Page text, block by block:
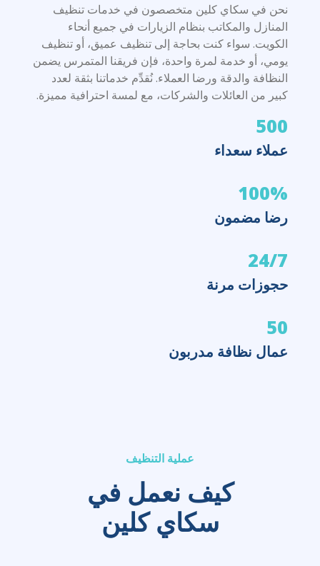
نحن في سكاي كلين متخصصون في خدمات تنظيف
المنازل والمكاتب بنظام الزيارات في جميع أنحاء
الكويت. سواء كنت بحاجة إلى تنظيف عميق، أو تنظيف
يومي، أو خدمة لمرة واحدة، فإن فريقنا المتمرس يضمن
النظافة والدقة ورضا العملاء. نُقدِّم خدماتنا بثقة لعدد
كبير من العائلات والشركات، مع لمسة احترافية مميزة.
500
عملاء سعداء
100%
رضا مضمون
24/7
حجوزات مرنة
50
عمال نظافة مدربون
عملية التنظيف
كيف نعمل في
سكاي كلين